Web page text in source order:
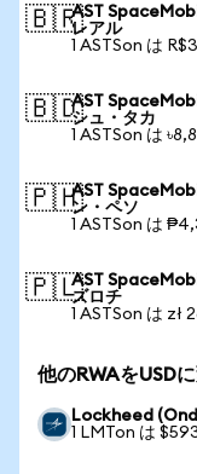
🇧🇷AST
レアル
1 ASTSon は
🇧🇩AST
シュ・タカ
1 ASTSon は
🇵🇭AST
ン・ペソ
1 ASTSon は
🇵🇱AST
ズロチ
1 ASTSon は zł
他のRWAをUSD
Lockheed
1 LMTon は